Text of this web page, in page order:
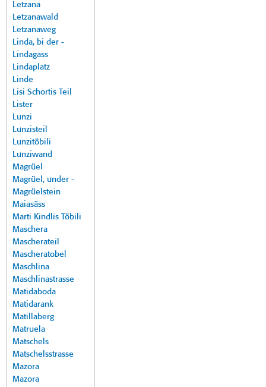
Letzana
Letzanawald
Letzanaweg
Linda, bi der -
Lindagass
Lindaplatz
Linde
Lisi Schortis Teil
Lister
Lunzi
Lunzisteil
Lunzitöbili
Lunziwand
Magrüel
Magrüel, under -
Magrüelstein
Maiasäss
Marti Kindlis Töbili
Maschera
Mascherateil
Mascheratobel
Maschlina
Maschlinastrasse
Matidaboda
Matidarank
Matillaberg
Matruela
Matschels
Matschelsstrasse
Mazora
Mazora